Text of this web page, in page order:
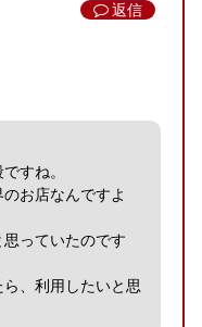
返信
すね。
お店なんですよ
っていたのです
、利用したいと思